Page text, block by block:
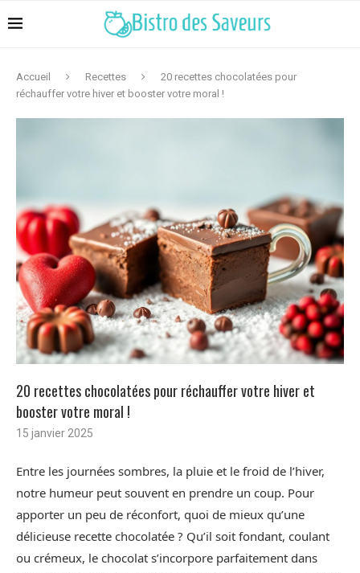
Accueil Recettes
20 recettes chocolatées pour
réchauffer votre hiver et booster votre moral !
20 recettes chocolatées pour réchauffer votre hiver et
booster votre moral !
15 janvier 2025
Entre les journées sombres, la pluie et le froid de l’hiver,
notre humeur peut souvent en prendre un coup. Pour
apporter un peu de réconfort, quoi de mieux qu’une
délicieuse recette chocolatée ? Qu’il soit fondant, coulant
ou crémeux, le chocolat s’incorpore parfaitement dans